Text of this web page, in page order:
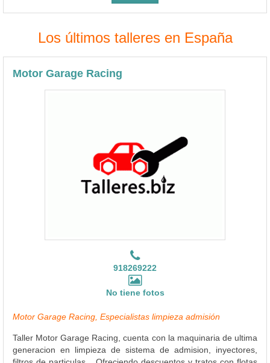
Los últimos talleres en España
Motor Garage Racing
918269222
No tiene fotos
Motor Garage Racing, Especialistas limpieza admisión
Taller Motor Garage Racing, cuenta con la maquinaria de ultima
generacion en limpieza de sistema de admision, inyectores,